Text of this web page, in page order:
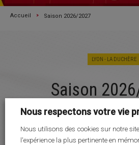
A L'ACTU
SAISON 2026/2027
Accueil Saison 2026/2027
LYON - LA DUCHÈRE
Saison
Nous respectons votre vie
Nous utilisons des cookies sur notre
l'expérience la plus pertinente en